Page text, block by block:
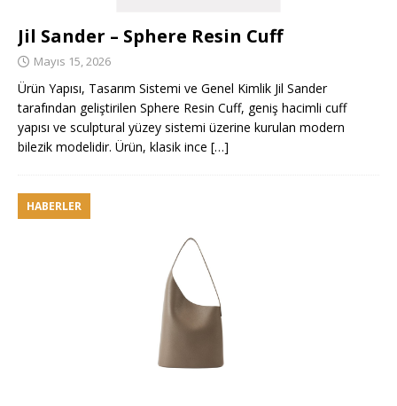
Jil Sander – Sphere Resin Cuff
Mayıs 15, 2026
Ürün Yapısı, Tasarım Sistemi ve Genel Kimlik Jil Sander
tarafından geliştirilen Sphere Resin Cuff, geniş hacimli cuff
yapısı ve sculptural yüzey sistemi üzerine kurulan modern
bilezik modelidir. Ürün, klasik ince […]
HABERLER